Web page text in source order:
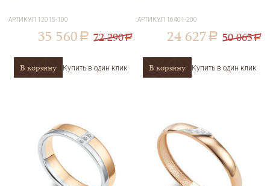
АРТИКУЛ 12015-100
35 560 a 72 290a
В корзину Купить в один клик
АРТИКУЛ 16401-200
24 627 a 50 065a
В корзину Купить в один клик